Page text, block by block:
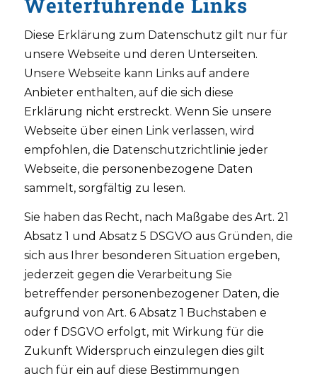
Diese Erklärung zum Datenschutz gilt nur für
unsere Webseite und deren Unterseiten.
Unsere Webseite kann Links auf andere
Anbieter enthalten, auf die sich diese
Erklärung nicht erstreckt. Wenn Sie unsere
Webseite über einen Link verlassen, wird
empfohlen, die Datenschutzrichtlinie jeder
Webseite, die personenbezogene Daten
sammelt, sorgfältig zu lesen.
Sie haben das Recht, nach Maßgabe des Art. 21
Absatz 1 und Absatz 5 DSGVO aus Gründen, die
sich aus Ihrer besonderen Situation ergeben,
jederzeit gegen die Verarbeitung Sie
betreffender personenbezogener Daten, die
aufgrund von Art. 6 Absatz 1 Buchstaben e
oder f DSGVO erfolgt, mit Wirkung für die
Zukunft Widerspruch einzulegen dies gilt
auch für ein auf diese Bestimmungen